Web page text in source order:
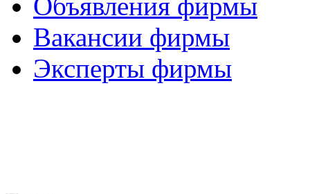
Вакансии фирмы
Эксперты фирмы